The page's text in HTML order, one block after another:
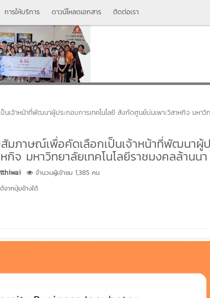
การให้บริการ ดาวน์โหลดเอกสาร ติดต่อเรา
เจ้าหน้าที่พัฒนาผู้ประกอบการเทคโนโลยี สังกัดศูนย์บ่มเพาะวิสาหกิจ มหาวิ
มภาษณ์เพื่อคัดเลือกเป็นเจ้าหน้าที่พัฒนาผู้
กิจ มหาวิทยาลัยเทคโนโลยีราชมงคลล้านนา
จำนวนผู้เข้าชม 1,385 คน
จากปุ่มข้างใต้